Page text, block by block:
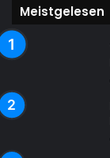
Meistgelesen